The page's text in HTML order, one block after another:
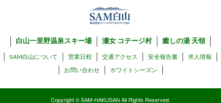
白山一里野温泉スキー場 瀬女 コテージ村 癒しの湯 天領
SAM白山について 営業日程 交通アクセス 安全報告書 求人情報
お問い合わせ ホワイトシーズン
Copyright © SAM-HAKUSAN All Rights Reserved.